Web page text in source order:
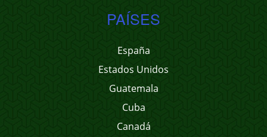
PAÍSES
España
Estados Unidos
Guatemala
Cuba
Canadá